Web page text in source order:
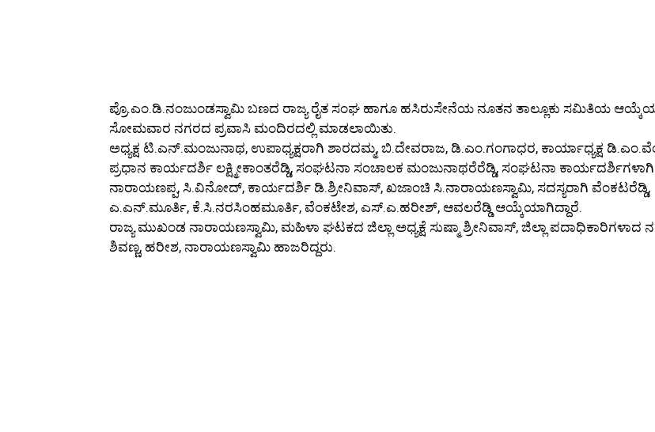
ಪ್ರೊ.ಎಂ.ಡಿ.ನಂಜುಂಡಸ್ವಾಮಿ ಬಣದ ರಾಜ್ಯ ರೈತ ಸಂಘ ಹಾಗೂ ಹಸಿರುಸೇನೆಯ ನೂತನ ತಾಲ್ಲೂಕು ಸಮಿತಿಯ
ಸೋಮವಾರ ನಗರದ ಪ್ರವಾಸಿ ಮಂದಿರದಲ್ಲಿ ಮಾಡಲಾಯಿತು.
ಅಧ್ಯಕ್ಷ ಟಿ.ಎನ್.ಮಂಜುನಾಥ, ಉಪಾಧ್ಯಕ್ಷರಾಗಿ ಶಾರದಮ್ಮ, ಬಿ.ದೇವರಾಜ, ಡಿ.ಎಂ.ಗಂಗಾಧರ, ಕಾರ್ಯಾಧ್ಯಕ್ಷ
ಪ್ರಧಾನ ಕಾರ್ಯದರ್ಶಿ ಲಕ್ಷ್ಮೀಕಾಂತರೆಡ್ಡಿ, ಸಂಘಟನಾ ಸಂಚಾಲಕ ಮಂಜುನಾಥರೆರೆಡ್ಡಿ, ಸಂಘಟನಾ ಕಾರ್ಯದರ್ಶಿಗಳಾಗಿ
ನಾರಾಯಣಪ್ಪ, ಸಿ.ವಿನೋದ್, ಕಾರ್ಯದರ್ಶಿ ಡಿ.ಶ್ರೀನಿವಾಸ್, ಖಜಾಂಚಿ ಸಿ.ನಾರಾಯಣಸ್ವಾಮಿ, ಸದಸ್ಯರಾಗಿ ವೆಂಕಟರೆಡ್ಡಿ,
ಎ.ಎನ್.ಮೂರ್ತಿ, ಕೆ.ಸಿ.ನರಸಿಂಹಮೂರ್ತಿ, ವೆಂಕಟೇಶ, ಎಸ್.ಎ.ಹರೀಶ್, ಆವಲರೆಡ್ಡಿ ಆಯ್ಕೆಯಾಗಿದ್ದಾರೆ.
ರಾಜ್ಯ ಮುಖಂಡ ನಾರಾಯಣಸ್ವಾಮಿ, ಮಹಿಳಾ ಘಟಕದ ಜಿಲ್ಲಾ ಅಧ್ಯಕ್ಷೆ ಸುಷ್ಮಾ ಶ್ರೀನಿವಾಸ್, ಜಿಲ್ಲಾ ಪದಾಧಿಕಾರಿಗಳಾದ
ಶಿವಣ್ಣ, ಹರೀಶ, ನಾರಾಯಣಸ್ವಾಮಿ ಹಾಜರಿದ್ದರು.